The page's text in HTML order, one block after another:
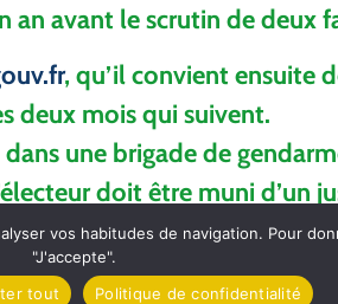
an avant le scrutin de deux
, qu’il convient ensuite
deux mois qui suivent.
une brigade de
doit être muni d’un
national d’électeur
les cartes électorales et
vos habitudes de navigation. Pour
"J'accepte".
tout Politique de confidentialité